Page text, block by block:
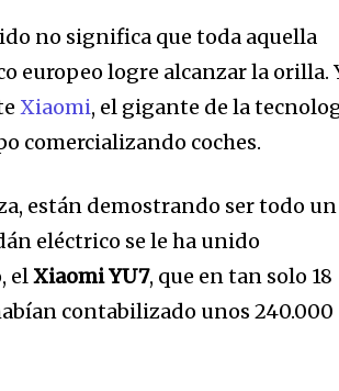
y da
Tu información
no significa que toda aquella
europeo logre alcanzar la orilla.
Xiaomi, el gigante de la
comercializando coches.
están demostrando ser todo un
eléctrico se le ha unido
elXiaomi YU7, que en tan solo 18
contabilizado unos 240.000